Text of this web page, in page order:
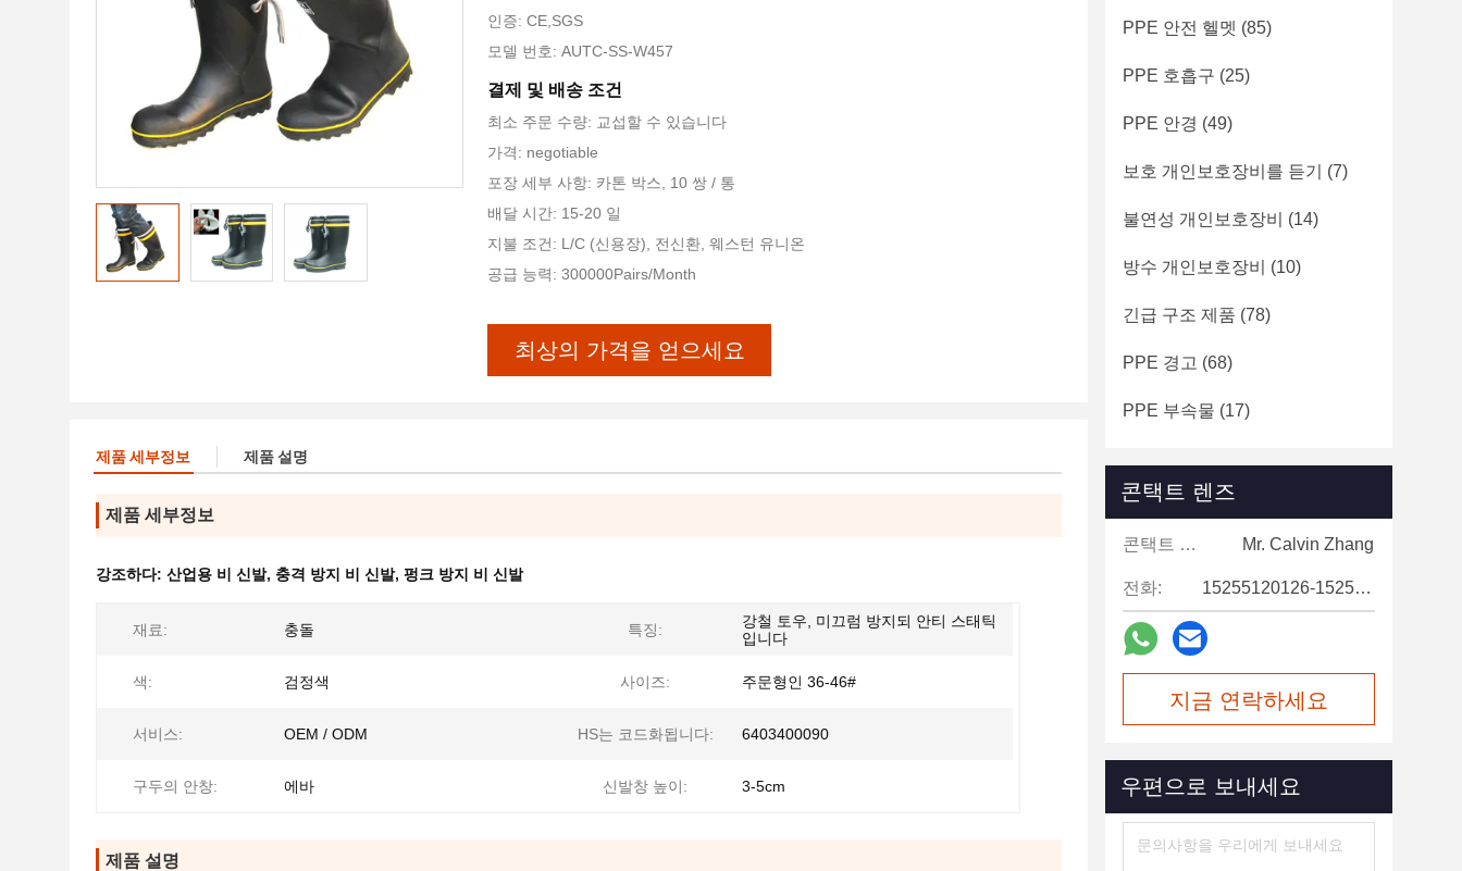
인증: CE,SGS
모델 번호: AUTC-SS-W457
결제 및 배송 조건
최소 주문 수량: 교섭할 수 있습니다
가격: negotiable
포장 세부 사항: 카톤 박스, 10 쌍 / 통
배달 시간: 15-20 일
지불 조건: L/C (신용장), 전신환, 웨스턴 유니온
공급 능력: 300000Pairs/Month
최상의 가격을 얻으세요
제품 세부정보 제품 설명
제품 세부정보
강조하다: 산업용 비 신발, 충격 방지 비 신발, 펑크 방지 비 신발
재료: 충돌 특징:
강철 토우, 미끄럼 방지되 안티 스태틱
입니다
색: 검정색 사이즈: 주문형인 36-46#
서비스: OEM / ODM HS는 코드화됩니다: 6403400090
구두의 안창: 에바 신발창 높이: 3-5cm
제품 설명
PPE 안전 헬멧 (85)
PPE 호흡구 (25)
PPE 안경 (49)
보호 개인보호장비를 듣기 (7)
불연성 개인보호장비 (14)
방수 개인보호장비 (10)
긴급 구조 제품 (78)
PPE 경고 (68)
PPE 부속물 (17)
콘택트 렌즈
콘택트 렌즈: Mr. Calvin Zhang
전화: 15255120126-15255120126
지금 연락하세요
우편으로 보내세요